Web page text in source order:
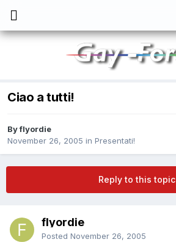
Ciao a tutti!
Byflyordie
November 26, 2005 in Presentati!
Reply to this topic
flyordie
Posted November 26, 2005